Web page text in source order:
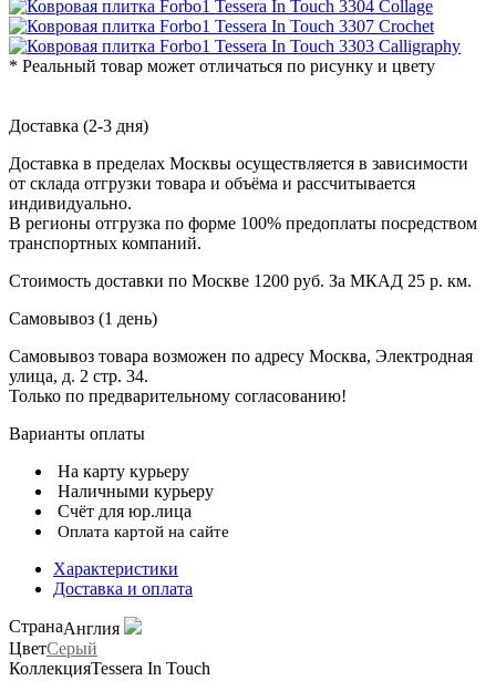
* Реальный товар может отличаться по рисунку и цвету
Доставка (2-3 дня)
Доставка в пределах Москвы осуществляется в зависимости
от склада отгрузки товара и объёма и рассчитывается
индивидуально.
В регионы отгрузка по форме 100% предоплаты посредством
транспортных компаний.
Стоимость доставки по Москве 1200 руб. За МКАД 25 р. км.
Самовывоз (1 день)
Самовывоз товара возможен по адресу Москва, Электродная
улица, д. 2 стр. 34.
Только по предварительному согласованию!
Варианты оплаты
На карту курьеру
Наличными курьеру
Счёт для юр.лица
Оплата картой на сайте
Характеристики
Доставка и оплата
СтранаАнглия
ЦветСерый
КоллекцияTessera In Touch